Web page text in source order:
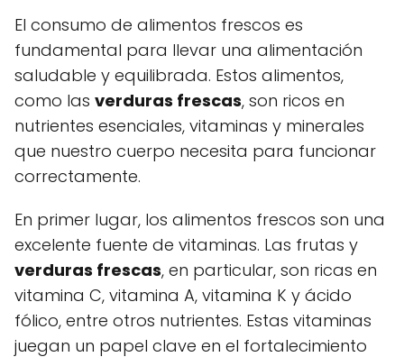
El consumo de alimentos frescos es
fundamental para llevar una alimentación
saludable y equilibrada. Estos alimentos,
como las verduras frescas, son ricos en
nutrientes esenciales, vitaminas y minerales
que nuestro cuerpo necesita para funcionar
correctamente.
En primer lugar, los alimentos frescos son una
excelente fuente de vitaminas. Las frutas y
verduras frescas, en particular, son ricas en
vitamina C, vitamina A, vitamina K y ácido
fólico, entre otros nutrientes. Estas vitaminas
juegan un papel clave en el fortalecimiento